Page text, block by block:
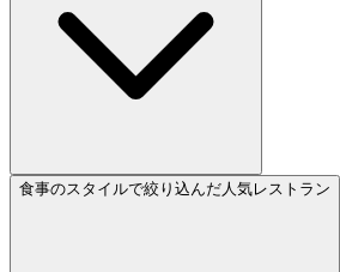
食事のスタイルで絞り込んだ人気レストラン